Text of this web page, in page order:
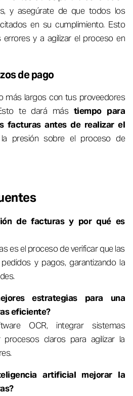
y asegúrate de que todos los
en su cumplimiento. Esto
errores y a agilizar el proceso en
de pago
más largos con tus proveedores
te dará más tiempo para
facturas antes de realizar el
presión sobre el proceso de
de facturas y por qué es
es el proceso de verificar que las
y pagos, garantizando la
estrategias para una
eficiente?
OCR, integrar sistemas
claros para agilizar la
artificial mejorar la